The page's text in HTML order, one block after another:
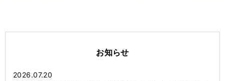
お知らせ
2026.07.20